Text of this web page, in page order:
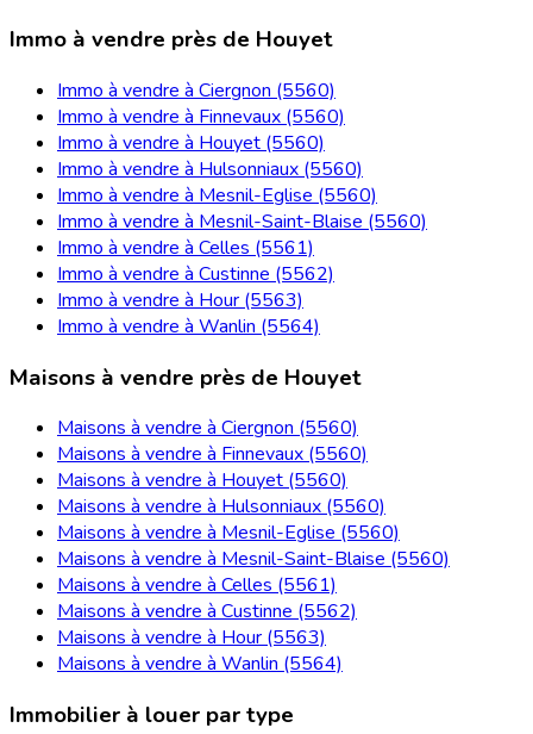
Immo à vendre près de Houyet
Immo à vendre à Ciergnon (5560)
Immo à vendre à Finnevaux (5560)
Immo à vendre à Houyet (5560)
Immo à vendre à Hulsonniaux (5560)
Immo à vendre à Mesnil-Eglise (5560)
Immo à vendre à Mesnil-Saint-Blaise (5560)
Immo à vendre à Celles (5561)
Immo à vendre à Custinne (5562)
Immo à vendre à Hour (5563)
Immo à vendre à Wanlin (5564)
Maisons à vendre près de Houyet
Maisons à vendre à Ciergnon (5560)
Maisons à vendre à Finnevaux (5560)
Maisons à vendre à Houyet (5560)
Maisons à vendre à Hulsonniaux (5560)
Maisons à vendre à Mesnil-Eglise (5560)
Maisons à vendre à Mesnil-Saint-Blaise (5560)
Maisons à vendre à Celles (5561)
Maisons à vendre à Custinne (5562)
Maisons à vendre à Hour (5563)
Maisons à vendre à Wanlin (5564)
Immobilier à louer par type